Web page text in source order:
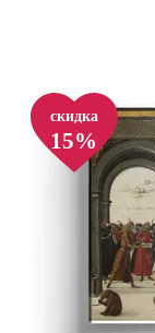
скидка
15%